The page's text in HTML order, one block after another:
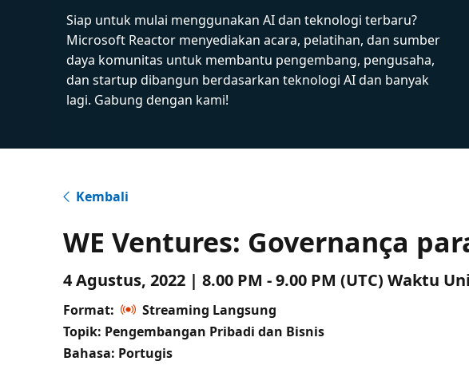
Siap untuk mulai menggunakan AI dan teknologi terbaru?
Microsoft Reactor menyediakan acara, pelatihan, dan sumber
daya komunitas untuk membantu pengembang, pengusaha,
dan startup dibangun berdasarkan teknologi AI dan banyak
lagi. Gabung dengan kami!
Kembali
WE Ventures: Governança
4 Agustus, 2022 | 8.00 PM - 9.00 PM (UTC) Waktu
Format:
Streaming Langsung
Topik: Pengembangan Pribadi dan Bisnis
Bahasa: Portugis